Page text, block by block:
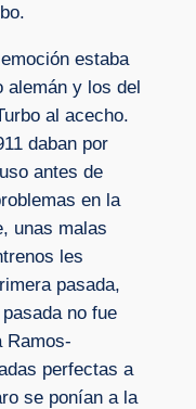
estaba
alemán y los del
al acecho.
daban por
antes de
en la
unas malas
les
pasada,
no fue
Ramos-
perfectas a
se ponían a la